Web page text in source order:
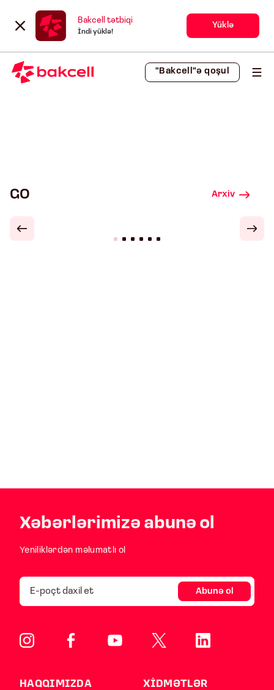
Bakcell tətbiqi
İndi yüklə!
Yüklə
"Bakcell"ə qoşul
GO Arxiv
Xəbərlərimizə abunə ol
Yeniliklərdən məlumatlı ol
Abunə ol
HAQQIMIZDA XİDMƏTLƏR